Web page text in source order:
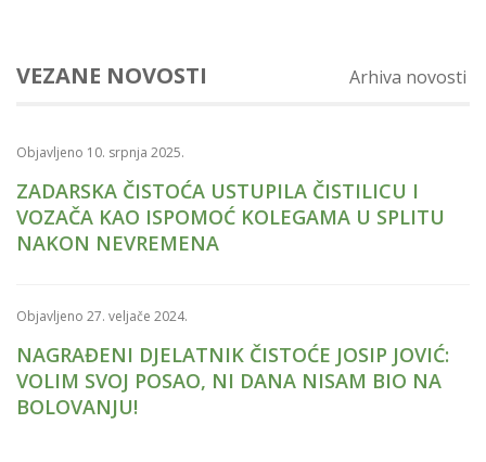
VEZANE NOVOSTI Arhiva novosti
Objavljeno 10. srpnja 2025.
ZADARSKA ČISTOĆA USTUPILA ČISTILICU I
VOZAČA KAO ISPOMOĆ KOLEGAMA U SPLITU
NAKON NEVREMENA
Objavljeno 27. veljače 2024.
NAGRAĐENI DJELATNIK ČISTOĆE JOSIP JOVIĆ:
VOLIM SVOJ POSAO, NI DANA NISAM BIO NA
BOLOVANJU!